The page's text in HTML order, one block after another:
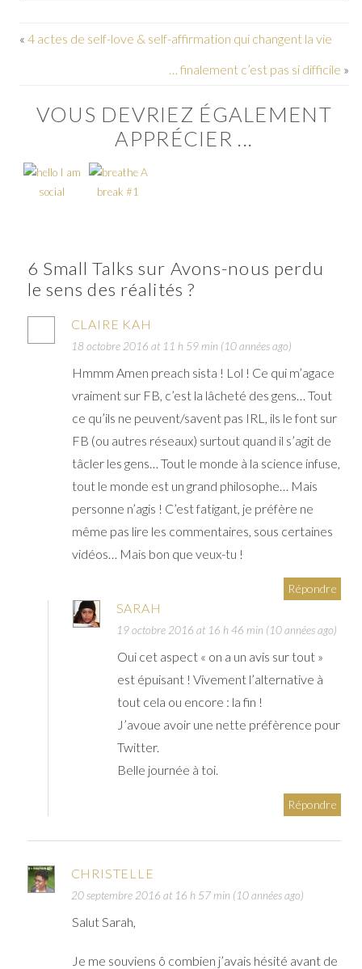
« 4 actes de self-love & self-affirmation qui changent la vie
… finalement c’est pas si difficile »
VOUS DEVRIEZ ÉGALEMENT
APPRÉCIER ...
I am
social
A
break #1
6 Small Talks sur Avons-nous perdu
le sens des réalités ?
CLAIRE KAH
18 octobre 2016 at 11 h 59 min (10 années ago)
Hmmm Amen preach sista ! Lol ! Ce qui m’agace
vraiment sur FB, c’est la lâcheté des gens… Tout
ce qu’ils ne peuvent/savent pas IRL, ils le font sur
FB (ou autres réseaux) surtout quand il s’agit de
tâcler les gens… Tout le monde à la science infuse,
tout le monde est un grand philosophe… Mais
personne n’agis ! C’est fatigant, je préfère ne
même pas lire les commentaires, sous certaines
vidéos… Mais bon que veux-tu !
Répondre
SARAH
19 octobre 2016 at 16 h 46 min (10 années ago)
Oui cet aspect « on a un avis sur tout »
est épuisant ! Vivement l’alternative à
tout cela ou encore : la fin !
J’avoue avoir une nette préfèrence pour
Twitter.
Belle journée à toi.
Répondre
CHRISTELLE
20 septembre 2016 at 16 h 57 min (10 années ago)
Salut Sarah,
Je me souviens ô combien j’avais hésité avant de